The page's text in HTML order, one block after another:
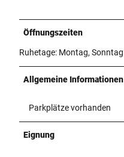
Öffnungszeiten
Ruhetage: Montag, Sonntag
Allgemeine Informationen
Parkplätze vorhanden
Eignung